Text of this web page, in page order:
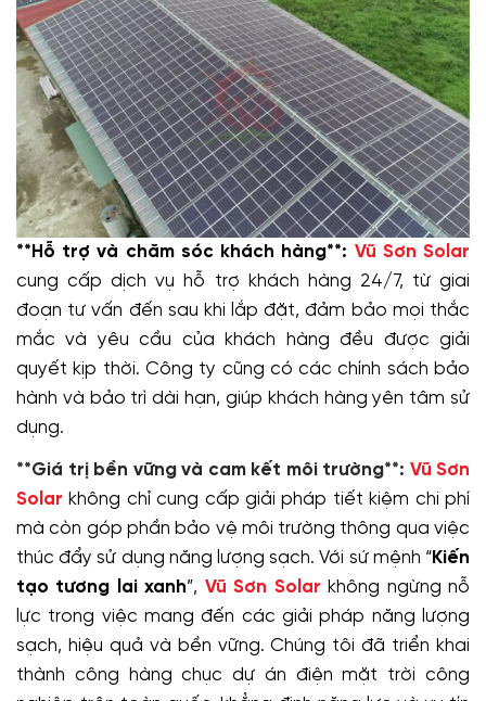
**Hỗ trợ và chăm sóc khách hàng**: Vũ Sơn Solar
cung cấp dịch vụ hỗ trợ khách hàng 24/7, từ giai
đoạn tư vấn đến sau khi lắp đặt, đảm bảo mọi thắc
mắc và yêu cầu của khách hàng đều được giải
quyết kịp thời. Công ty cũng có các chính sách bảo
hành và bảo trì dài hạn, giúp khách hàng yên tâm sử
dụng.
**Giá trị bền vững và cam kết môi trường**: Vũ Sơn
Solar không chỉ cung cấp giải pháp tiết kiệm chi phí
mà còn góp phần bảo vệ môi trường thông qua việc
thúc đẩy sử dụng năng lượng sạch. Với sứ mệnh “Kiến
tạo tương lai xanh”, Vũ Sơn Solar không ngừng nỗ
lực trong việc mang đến các giải pháp năng lượng
sạch, hiệu quả và bền vững. Chúng tôi đã triển khai
thành công hàng chục dự án điện mặt trời công